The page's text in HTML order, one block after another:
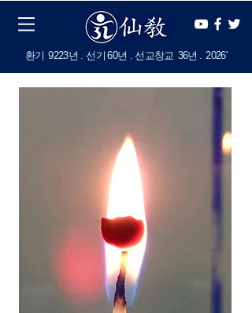
​환기 9223년 . 선기 60년 . 선교창교 36년 . 2026'